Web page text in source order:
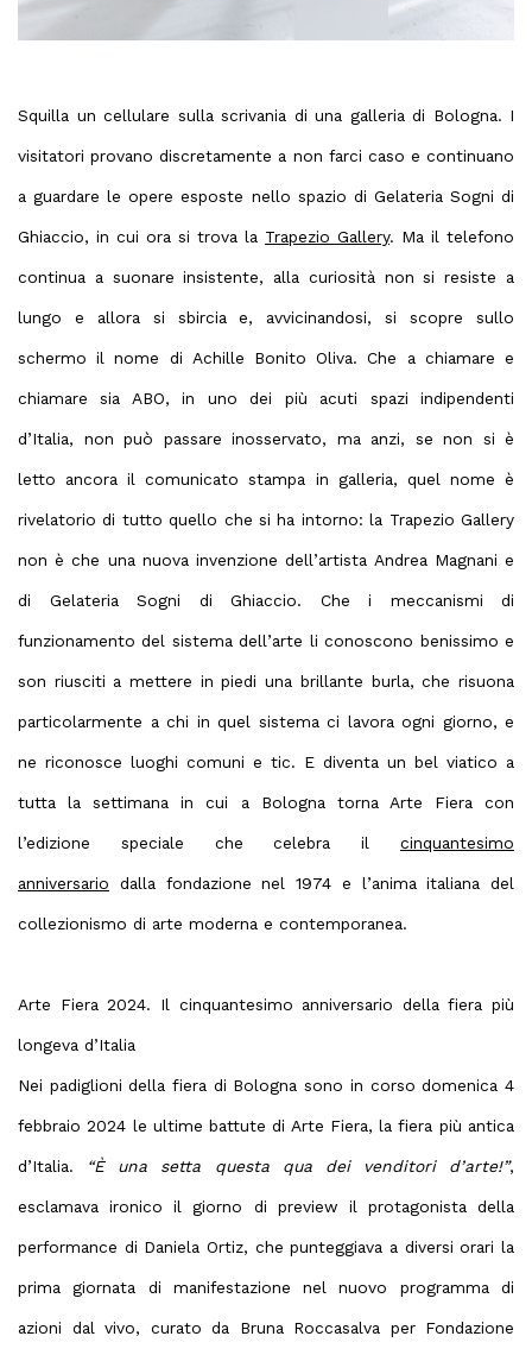
Squilla un cellulare sulla scrivania di una galleria di Bologna. I
visitatori provano discretamente a non farci caso e continuano
a guardare le opere esposte nello spazio di Gelateria Sogni di
Ghiaccio, in cui ora si trova la Trapezio Gallery. Ma il telefono
continua a suonare insistente, alla curiosità non si resiste a
lungo e allora si sbircia e, avvicinandosi, si scopre sullo
schermo il nome di Achille Bonito Oliva. Che a chiamare e
chiamare sia ABO, in uno dei più acuti spazi indipendenti
d’Italia, non può passare inosservato, ma anzi, se non si è
letto ancora il comunicato stampa in galleria, quel nome è
rivelatorio di tutto quello che si ha intorno:la Trapezio Gallery
non è che una nuova invenzione dell’artista Andrea Magnani e
di Gelateria Sogni di Ghiaccio. Che i meccanismi di
funzionamento del sistema dell’arte li conoscono benissimo e
son riusciti a mettere in piedi una brillante burla, che risuona
particolarmente a chi in quel sistema ci lavora ogni giorno, e
ne riconosce luoghi comuni e tic. E diventa un bel viatico a
tutta la settimana in cui a Bologna torna Arte Fiera con
l’edizione speciale che celebra il cinquantesimo
anniversario dalla fondazione nel 1974 e l’anima italiana del
collezionismo di arte moderna e contemporanea.
Arte Fiera 2024. Il cinquantesimo anniversario della fiera più
longeva d’Italia
Nei padiglioni della fiera di Bologna sono in corso domenica 4
febbraio 2024 le ultime battute di Arte Fiera, la fiera più antica
d’Italia. “È una setta questa qua dei venditori d’arte!”,
esclamava ironico il giorno di preview il protagonista della
performance di Daniela Ortiz, che punteggiava a diversi orari la
prima giornata di manifestazione nelnuovo programma di
azioni dal vivo, curato da Bruna Roccasalva per Fondazione